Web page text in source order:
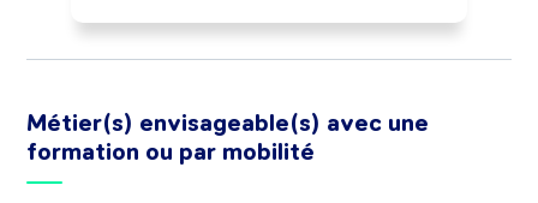
résultats.
Peut proposer des couvertures de
obligatoire).
Peut coordonner une équipe.
Métier(s) envisageable(s) avec une
formation ou par mobilité